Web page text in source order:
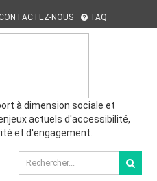
CONTACTEZ-NOUS FAQ
à dimension sociale et
actuels d'accessibilité,
et d'engagement.